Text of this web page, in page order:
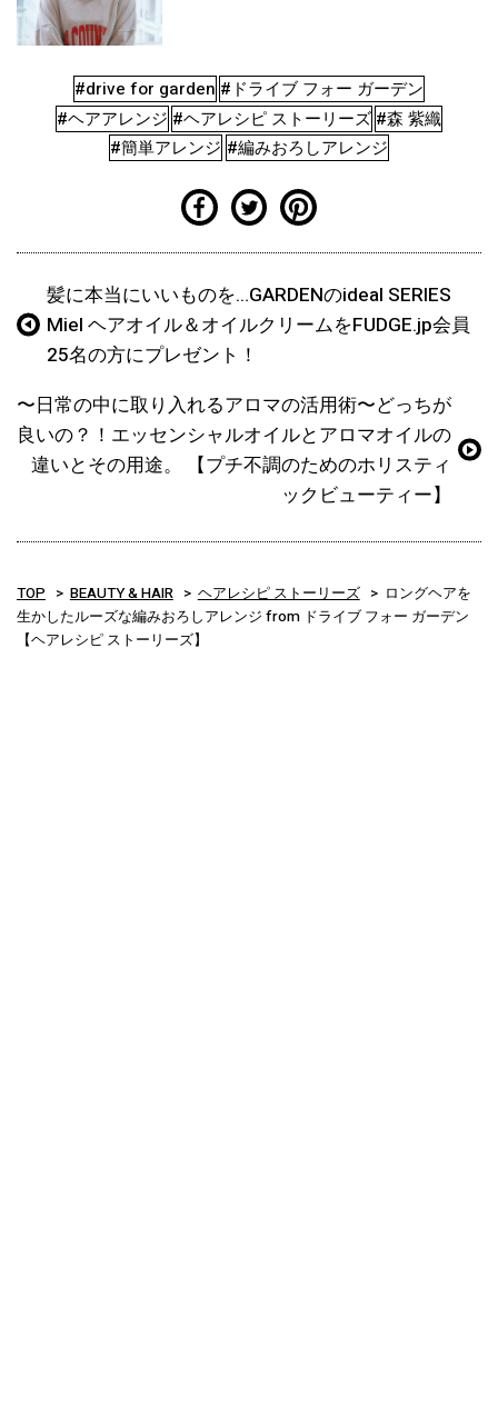
#drive for garden #ドライブ フォー ガーデン
#ヘアアレンジ #ヘアレシピ ストーリーズ #森 紫織
#簡単アレンジ #編みおろしアレンジ
髪に本当にいいものを…GARDENのideal SERIES
Miel ヘアオイル＆オイルクリームをFUDGE.jp会員
25名の方にプレゼント！
〜日常の中に取り入れるアロマの活用術〜どっちが
良いの？！エッセンシャルオイルとアロマオイルの
違いとその用途。 【プチ不調のためのホリスティ
ックビューティー】
TOP BEAUTY & HAIR ヘアレシピ ストーリーズ
ロングヘアを
生かしたルーズな編みおろしアレンジ from ドライブ フォー ガーデン
【ヘアレシピ ストーリーズ】